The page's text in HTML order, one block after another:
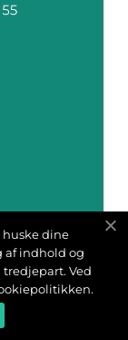
huske dine
af indhold og
Ved